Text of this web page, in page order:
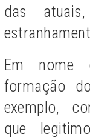
das
Em nome
formação
exemplo,
que